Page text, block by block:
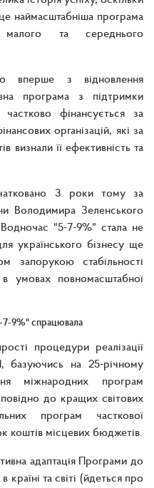
наймасштабніша програма
та середнього
вперше з відновлення
програма з підтримки
фінансується за
організацій, які за
визнали її ефективність та
3 роки тому за
Володимира Зеленського
"5-7-9%" стала не
українського бізнесу ще
запорукою стабільності
умовах повномасштабної
7-9%" спрацювала
процедури реалізації
на 25-річному
міжнародних програм
до кращих світових
програм часткової
коштів місцевих бюджетів.
адаптація Програми до
країні та світі (йдеться про